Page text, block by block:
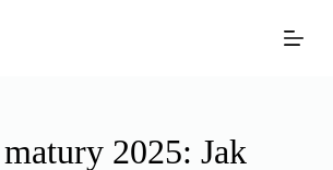
2025: Jak